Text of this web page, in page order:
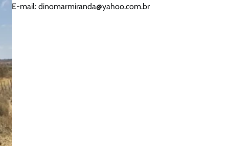
E-mail: dinomarmiranda@yahoo.com.br